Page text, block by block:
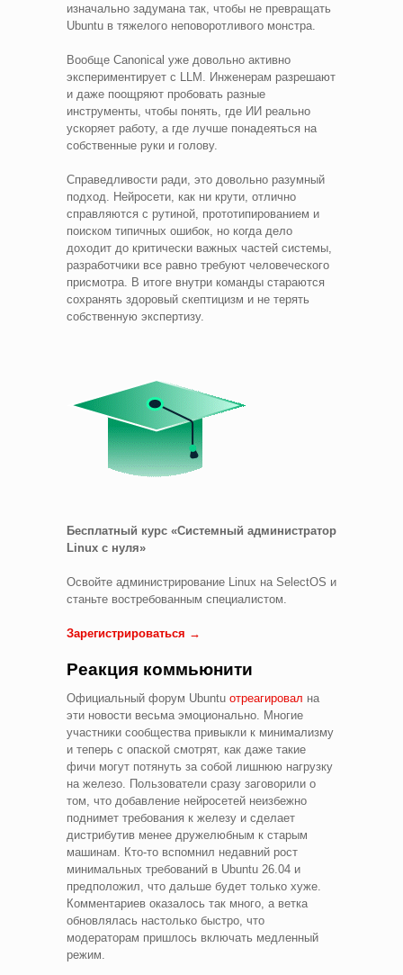
изначально задумана так, чтобы не превращать
Ubuntu в тяжелого неповоротливого монстра.
Вообще Canonical уже довольно активно
экспериментирует с LLM. Инженерам разрешают
и даже поощряют пробовать разные
инструменты, чтобы понять, где ИИ реально
ускоряет работу, а где лучше понадеяться на
собственные руки и голову.
Справедливости ради, это довольно разумный
подход. Нейросети, как ни крути, отлично
справляются с рутиной, прототипированием и
поиском типичных ошибок, но когда дело
доходит до критически важных частей системы,
разработчики все равно требуют человеческого
присмотра. В итоге внутри команды стараются
сохранять здоровый скептицизм и не терять
собственную экспертизу.
Бесплатный курс «Системный администратор
Linux с нуля»
Освойте администрирование Linux на SelectOS и
станьте востребованным специалистом.
Зарегистрироваться →
Реакция коммьюнити
Официальный форум Ubuntu отреагировал на
эти новости весьма эмоционально. Многие
участники сообщества привыкли к минимализму
и теперь с опаской смотрят, как даже такие
фичи могут потянуть за собой лишнюю нагрузку
на железо. Пользователи сразу заговорили о
том, что добавление нейросетей неизбежно
поднимет требования к железу и сделает
дистрибутив менее дружелюбным к старым
машинам. Кто-то вспомнил недавний рост
минимальных требований в Ubuntu 26.04 и
предположил, что дальше будет только хуже.
Комментариев оказалось так много, а ветка
обновлялась настолько быстро, что
модераторам пришлось включать медленный
режим.